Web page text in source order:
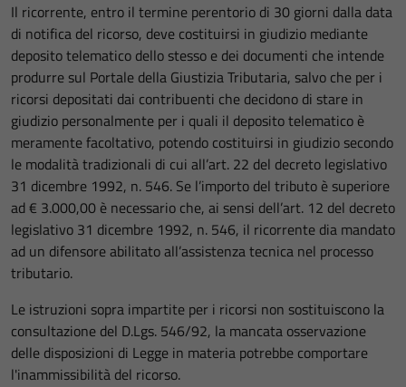
Il ricorrente, entro il termine perentorio di 30 giorni dalla data
di notifica del ricorso, deve costituirsi in giudizio mediante
deposito telematico dello stesso e dei documenti che intende
produrre sul Portale della Giustizia Tributaria, salvo che per i
ricorsi depositati dai contribuenti che decidono di stare in
giudizio personalmente per i quali il deposito telematico è
meramente facoltativo, potendo costituirsi in giudizio secondo
le modalità tradizionali di cui all’art. 22 del decreto legislativo
31 dicembre 1992, n. 546. Se l’importo del tributo è superiore
ad € 3.000,00 è necessario che, ai sensi dell’art. 12 del decreto
legislativo 31 dicembre 1992, n. 546, il ricorrente dia mandato
ad un difensore abilitato all’assistenza tecnica nel processo
tributario.
Le istruzioni sopra impartite per i ricorsi non sostituiscono la
consultazione del D.Lgs. 546/92, la mancata osservazione
delle disposizioni di Legge in materia potrebbe comportare
l'inammissibilità del ricorso.